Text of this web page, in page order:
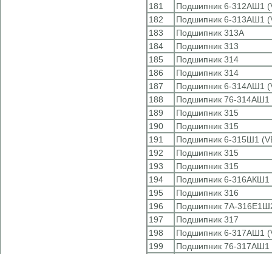
181
Подшипник 6-312АШ1
182
Подшипник 6-313АШ1
183
Подшипник 313А
184
Подшипник 313
185
Подшипник 314
186
Подшипник 314
187
Подшипник 6-314АШ1
188
Подшипник 76-314АШ1
189
Подшипник 315
190
Подшипник 315
191
Подшипник 6-315Ш1
192
Подшипник 315
193
Подшипник 315
194
Подшипник 6-316АКШ1
195
Подшипник 316
196
Подшипник 7А-
197
Подшипник 317
198
Подшипник 6-317АШ1
199
Подшипник 76-317АШ1